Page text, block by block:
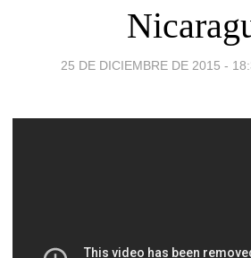
25 DE DICIEMBRE DE 2015 -